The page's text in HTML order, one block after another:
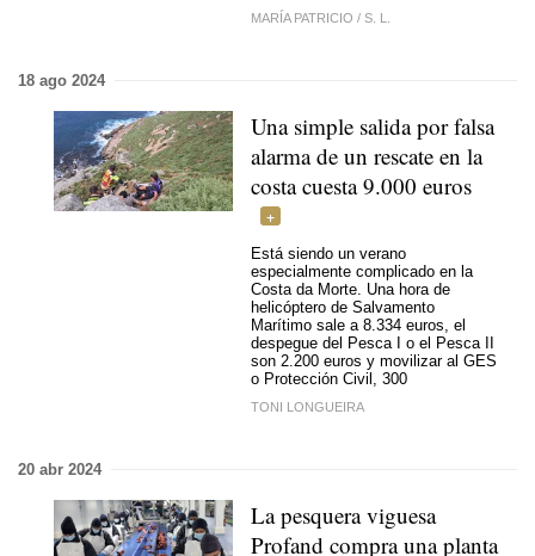
MARÍA PATRICIO / S. L.
18 ago 2024
Una simple salida por falsa
alarma de un rescate en la
costa cuesta 9.000 euros
Está siendo un verano
especialmente complicado en la
Costa da Morte. Una hora de
helicóptero de Salvamento
Marítimo sale a 8.334 euros, el
despegue del Pesca I o el Pesca II
son 2.200 euros y movilizar al GES
o Protección Civil, 300
TONI LONGUEIRA
20 abr 2024
La pesquera viguesa
Profand compra una planta